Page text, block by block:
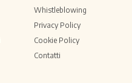
Whistleblowing
Privacy Policy
Cookie Policy
Contatti